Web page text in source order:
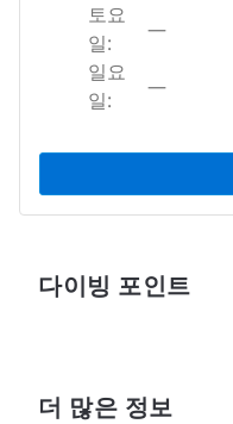
토요
일:
—
일요
일:
—
다이빙 포인트
더 많은 정보